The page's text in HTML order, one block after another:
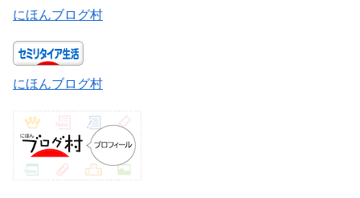
にほんブログ村
にほんブログ村